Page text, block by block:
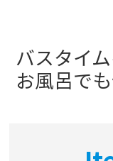
バスタイ
お風呂で